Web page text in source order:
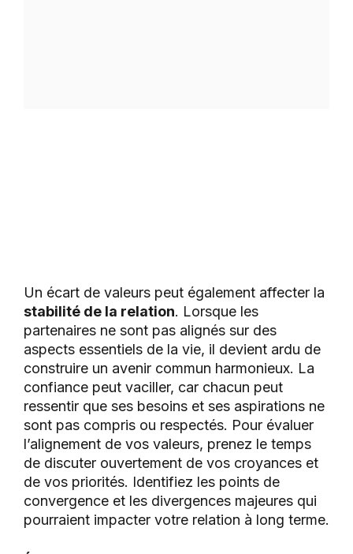
Un écart de valeurs peut également affecter la
stabilité de la relation. Lorsque les
partenaires ne sont pas alignés sur des
aspects essentiels de la vie, il devient ardu de
construire un avenir commun harmonieux. La
confiance peut vaciller, car chacun peut
ressentir que ses besoins et ses aspirations ne
sont pas compris ou respectés. Pour évaluer
l’alignement de vos valeurs, prenez le temps
de discuter ouvertement de vos croyances et
de vos priorités. Identifiez les points de
convergence et les divergences majeures qui
pourraient impacter votre relation à long terme.